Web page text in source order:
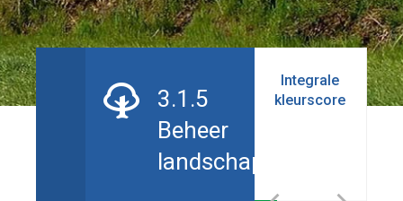
3.1.5
Beheer
landschap
Integrale
kleurscore